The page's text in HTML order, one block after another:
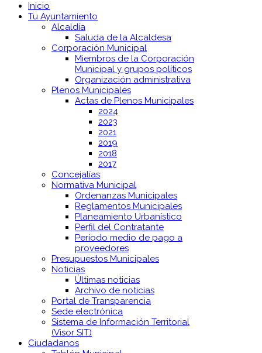
Inicio
Tu Ayuntamiento
Alcaldía
Saluda de la Alcaldesa
Corporación Municipal
Miembros de la Corporación
Municipal y grupos políticos
Organización administrativa
Plenos Municipales
Actas de Plenos Municipales
2024
2023
2021
2019
2018
2017
Concejalías
Normativa Municipal
Ordenanzas Municipales
Reglamentos Municipales
Planeamiento Urbanístico
Perfil del Contratante
Período medio de pago a
proveedores
Presupuestos Municipales
Noticias
Últimas noticias
Archivo de noticias
Portal de Transparencia
Sede electrónica
Sistema de Información Territorial
(Visor SIT)
Ciudadanos